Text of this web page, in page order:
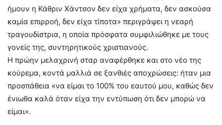
ήμουν η Κάθριν Χάντσον δεν είχα χρήματα, δεν ασκούσα
καμία επιρροή, δεν είχα τίποτα» περιγράψει η νεαρή
τραγουδίστρια, η οποία πρόσφατα συμφιλιώθηκε με τους
γονείς της, συντηρητικούς χριστιανούς.
Η πρώην μελαχρινή σταρ αναφέρθηκε και στο νέο της
κούρεμα, κοντά μαλλιά σε ξανθιές αποχρώσεις: ήταν μια
προσπάθεια «να είμαι το 100% του εαυτού μου, καθώς δεν
ένιωθα καλά όταν είχα την εντύπωση ότι δεν μπορώ να
είμαι».